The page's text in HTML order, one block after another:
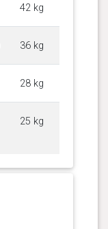
42 kg
36 kg
28 kg
25 kg